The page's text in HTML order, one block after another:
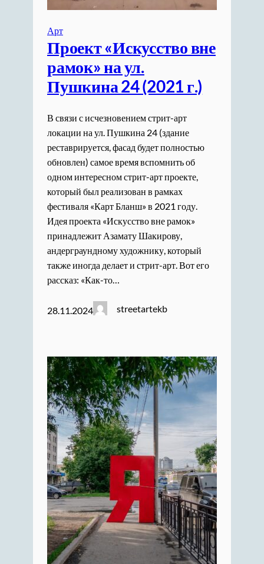
Арт
Проект «Искусство вне
рамок» на ул.
Пушкина 24 (2021 г.)
В связи с исчезновением стрит-арт
локации на ул. Пушкина 24 (здание
реставрируется, фасад будет полностью
обновлен) самое время вспомнить об
одном интересном стрит-арт проекте,
который был реализован в рамках
фестиваля «Карт Бланш» в 2021 году.
Идея проекта «Искусство вне рамок»
принадлежит Азамату Шакирову,
андерграундному художнику, который
также иногда делает и стрит-арт. Вот его
рассказ: «Как-то…
28.11.2024 streetartekb